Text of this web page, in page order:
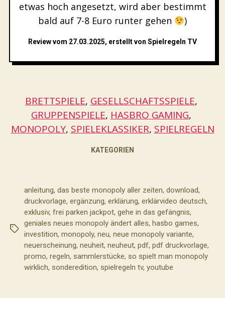
etwas hoch angesetzt, wird aber bestimmt
bald auf 7-8 Euro runter gehen
)
Review vom 27.03.2025, erstellt von Spielregeln TV
BRETTSPIELE, GESELLSCHAFTSSPIELE
GRUPPENSPIELE, HASBRO GAMING
MONOPOLY, SPIELEKLASSIKER, SPIELREGELN
KATEGORIEN
Schlagwörter
anleitung, das beste monopoly aller zeiten, download,
druckvorlage, ergänzung, erklärung, erklärvideo deutsch,
exklusiv, frei parken jackpot, gehe in das gefängnis,
geniales neues monopoly ändert alles, hasbo games,
investition, monopoly, neu, neue monopoly variante,
neuerscheinung, neuheit, neuheut, pdf, pdf druckvorlage,
promo, regeln, sammlerstücke, so spielt man monopoly
wirklich, sonderedition, spielregeln tv, youtube